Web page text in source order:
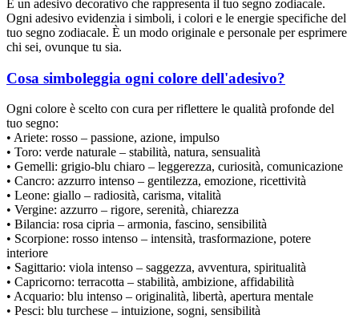
È un adesivo decorativo che rappresenta il tuo segno zodiacale.
Ogni adesivo evidenzia i simboli, i colori e le energie specifiche del
tuo segno zodiacale. È un modo originale e personale per esprimere
chi sei, ovunque tu sia.
Cosa simboleggia ogni colore dell'adesivo?
Ogni colore è scelto con cura per riflettere le qualità profonde del
tuo segno:
• Ariete: rosso – passione, azione, impulso
• Toro: verde naturale – stabilità, natura, sensualità
• Gemelli: grigio-blu chiaro – leggerezza, curiosità, comunicazione
• Cancro: azzurro intenso – gentilezza, emozione, ricettività
• Leone: giallo – radiosità, carisma, vitalità
• Vergine: azzurro – rigore, serenità, chiarezza
• Bilancia: rosa cipria – armonia, fascino, sensibilità
• Scorpione: rosso intenso – intensità, trasformazione, potere
interiore
• Sagittario: viola intenso – saggezza, avventura, spiritualità
• Capricorno: terracotta – stabilità, ambizione, affidabilità
• Acquario: blu intenso – originalità, libertà, apertura mentale
• Pesci: blu turchese – intuizione, sogni, sensibilità